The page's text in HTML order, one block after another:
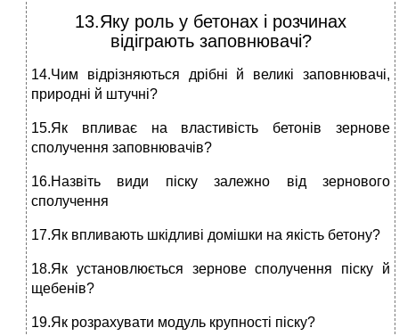
13.Яку роль у бетонах і розчинах
відіграють заповнювачі?
14.Чим відрізняються дрібні й великі заповнювачі,
природні й штучні?
15.Як впливає на властивість бетонів зернове
сполучення заповнювачів?
16.Назвіть види піску залежно від зернового
сполучення
17.Як впливають шкідливі домішки на якість бетону?
18.Як установлюється зернове сполучення піску й
щебенів?
19.Як розрахувати модуль крупності піску?